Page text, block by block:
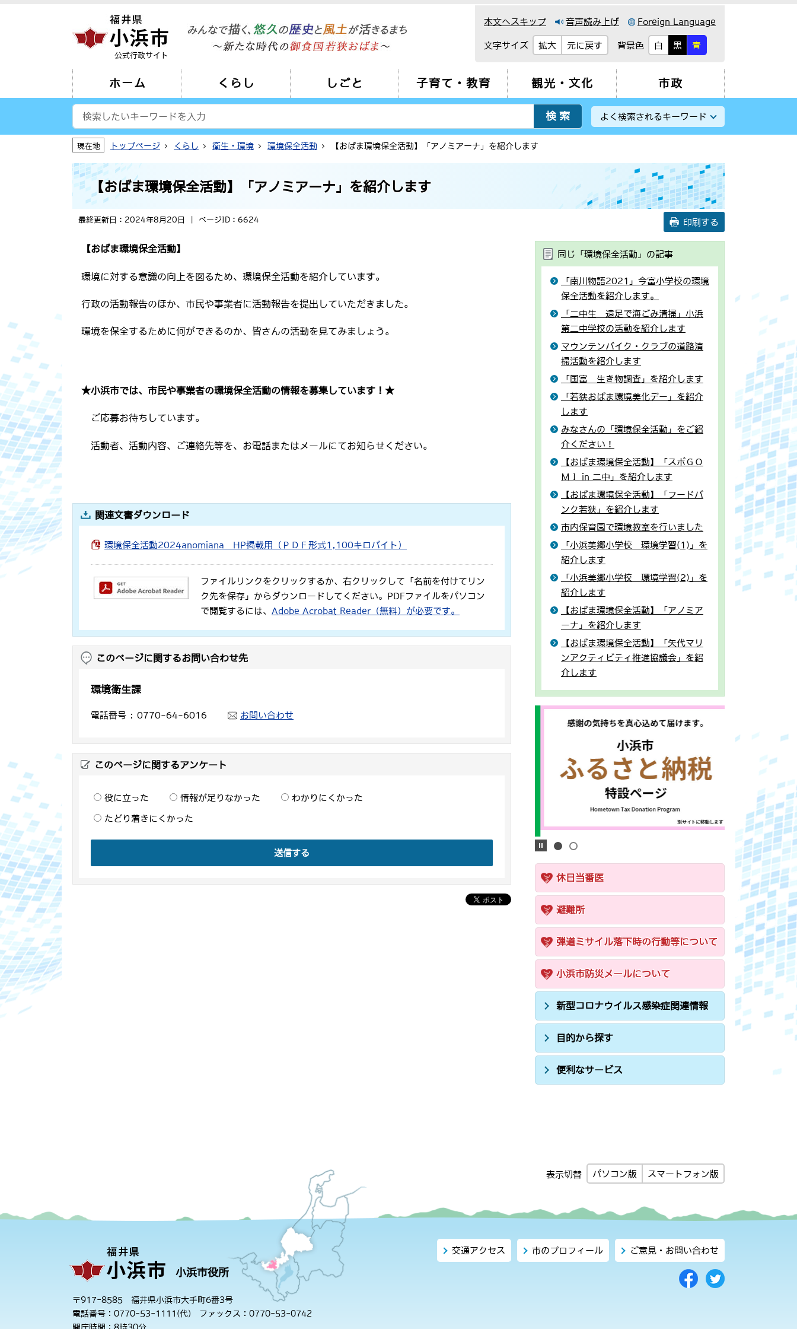
公式行政サイト
本文へスキップ 音声読み上げ Foreign Language
文字サイズ 拡大 元に戻す 背景色 白 黒 青
ホーム くらし しごと 子育て・教育 観光・文化 市政
よく検索されるキーワード
現在地 トップページ くらし 衛生・環境 環境保全活動 【おばま環境保全活動】「アノミアーナ」を紹介します
【おばま環境保全活動】「アノミアーナ」を紹介します
最終更新日：2024年8月20日 ページID：6624 印刷する
【おばま環境保全活動】
環境に対する意識の向上を図るため、環境保全活動を紹介しています。
行政の活動報告のほか、市民や事業者に活動報告を提出していただきました。
環境を保全するために何ができるのか、皆さんの活動を見てみましょう。
★小浜市では、市民や事業者の環境保全活動の情報を募集しています！★
ご応募お待ちしています。
活動者、活動内容、ご連絡先等を、お電話またはメールにてお知らせください。
関連文書ダウンロード
環境保全活動2024anomiana HP掲載用（ＰＤＦ形式1,100キロバイト）
ファイルリンクをクリックするか、右クリックして「名前を付けてリン
ク先を保存」からダウンロードしてください。PDFファイルをパソコン
で閲覧するには、 Adobe Acrobat Reader（無料）が必要です。
このページに関するお問い合わせ先
環境衛生課
電話番号 0770-64-6016 お問い合わせ
このページに関するアンケート
役に立った 情報が足りなかった わかりにくかった
たどり着きにくかった
送信する
同じ「環境保全活動」の記事
「南川物語2021」今富小学校の環境
保全活動を紹介します。
「二中生 遠足で海ごみ清掃」小浜
第二中学校の活動を紹介します
マウンテンバイク・クラブの道路清
掃活動を紹介します
「国富 生き物調査」を紹介します
「若狭おばま環境美化デー」を紹介
します
みなさんの「環境保全活動」をご紹
介ください！
【おばま環境保全活動】「スポＧＯ
ＭＩ in 二中」を紹介します
【おばま環境保全活動】「フードバ
ンク若狭」を紹介します
市内保育園で環境教室を行いました
「小浜美郷小学校 環境学習(1)」を
紹介します
「小浜美郷小学校 環境学習(2)」を
紹介します
【おばま環境保全活動】「アノミア
ーナ」を紹介します
【おばま環境保全活動】「矢代マリ
ンアクティビティ推進協議会」を紹
介します
休日当番医
避難所
弾道ミサイル落下時の行動等について
小浜市防災メールについて
新型コロナウイルス感染症関連情報
目的から探す
便利なサービス
表示切替 パソコン版 スマートフォン版
小浜市役所
〒917-8585 福井県小浜市大手町6番3号
電話番号：0770-53-1111(代) ファックス：0770-53-0742
交通アクセス 市のプロフィール ご意見・お問い合わせ